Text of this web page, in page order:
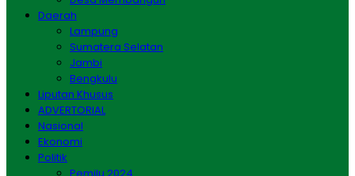
Daerah
Lampung
Sumatera Selatan
Jambi
Bengkulu
Liputan Khusus
ADVERTORIAL
Nasional
Ekonomi
Politik